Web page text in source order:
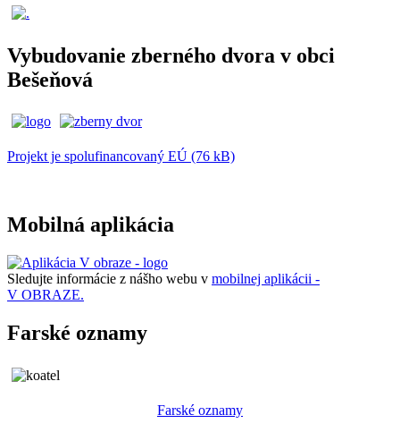
Vybudovanie zberného dvora v obci
Bešeňová
Projekt je spolufinancovaný EÚ (76 kB)
Mobilná aplikácia
Sledujte informácie z nášho webu v mobilnej aplikácii -
V OBRAZE.
Farské oznamy
Farské oznamy